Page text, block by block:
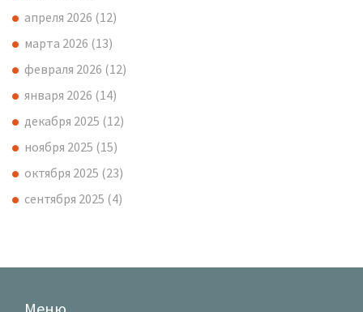
апреля 2026 (12)
марта 2026 (13)
февраля 2026 (12)
января 2026 (14)
декабря 2025 (12)
ноября 2025 (15)
октября 2025 (23)
сентября 2025 (4)